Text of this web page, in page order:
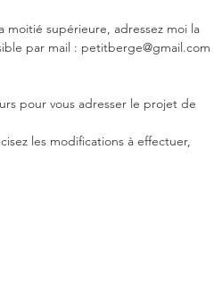
supérieure, adressez moi la
par mail : petitberge@gmail.com
pour vous adresser le projet de
les modifications à effectuer,